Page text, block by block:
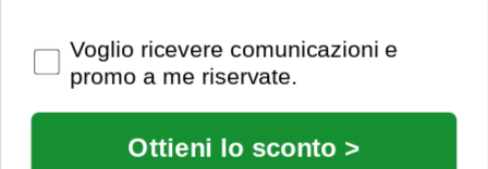
Utilizzo dei cookies
Recedi dal contratto
Spunte obbligatorie
Voglio ricevere comunicazioni e
promo a me riservate.
Ottieni lo sconto >